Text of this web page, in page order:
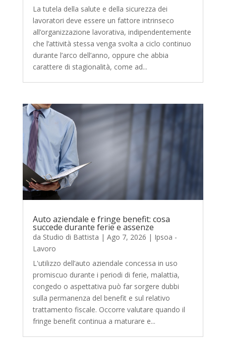
La tutela della salute e della sicurezza dei
lavoratori deve essere un fattore intrinseco
all’organizzazione lavorativa, indipendentemente
che l’attività stessa venga svolta a ciclo continuo
durante l’arco dell’anno, oppure che abbia
carattere di stagionalità, come ad...
Auto aziendale e fringe benefit: cosa
succede durante ferie e assenze
da Studio di Battista | Ago 7, 2026 | Ipsoa -
Lavoro
L'utilizzo dell’auto aziendale concessa in uso
promiscuo durante i periodi di ferie, malattia,
congedo o aspettativa può far sorgere dubbi
sulla permanenza del benefit e sul relativo
trattamento fiscale. Occorre valutare quando il
fringe benefit continua a maturare e...